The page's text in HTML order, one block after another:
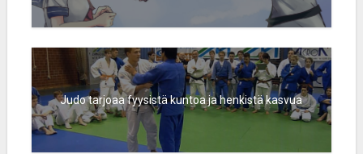
Judo tarjoaa fyysistä kuntoa ja henkistä kasvua